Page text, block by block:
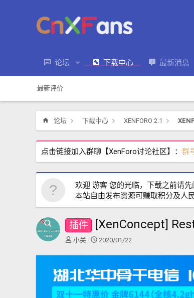
论坛 下载中心 最新消息
最新评价
论坛 下载中心 XENFORO 2.1
点击链接加入群聊【XenForo讨论社区】： 群
欢迎 游客 您的光临，下载之前请先
本站自由发布资源可赚取积分及人
插件 [XenConcept]
作
小关
创
日
2020/01/22